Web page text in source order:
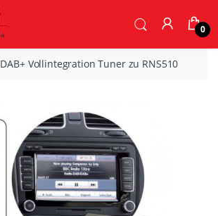
0
DAB+ Vollintegration Tuner zu RNS510